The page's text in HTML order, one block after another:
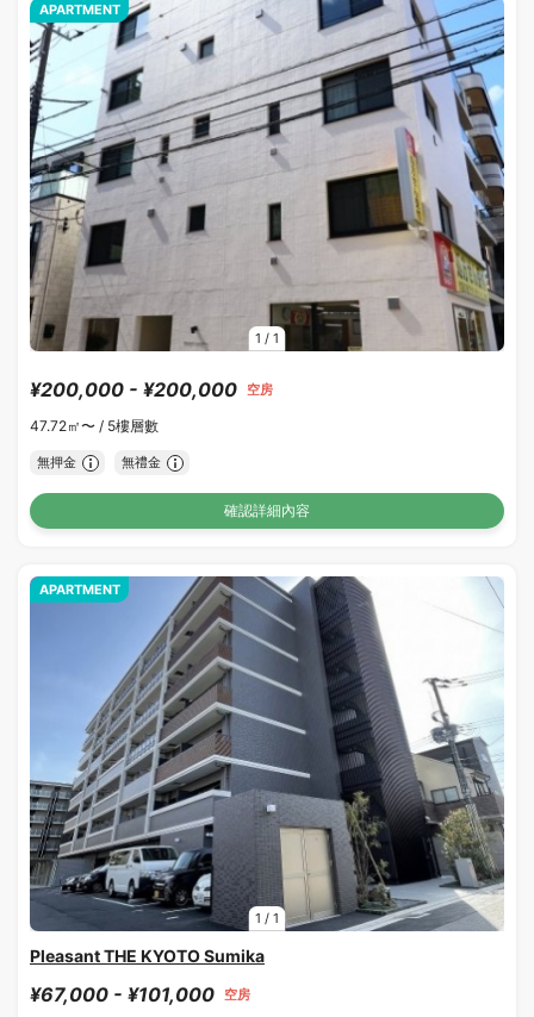
1 / 1
APARTMENT
¥200,000 - ¥200,000 空房
47.72㎡〜 / 5樓層數
無押金 無禮金
確認詳細內容
1 / 1
APARTMENT
Pleasant THE KYOTO Sumika
¥67,000 - ¥101,000 空房